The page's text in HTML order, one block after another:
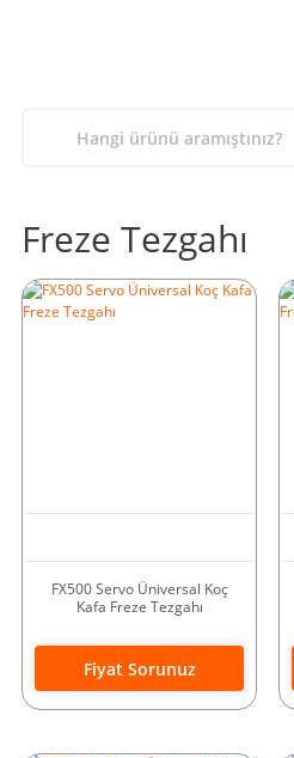
Freze Tezgahı
FX500 Servo Üniversal Koç
Kafa Freze Tezgahı
Fiyat Sorunuz